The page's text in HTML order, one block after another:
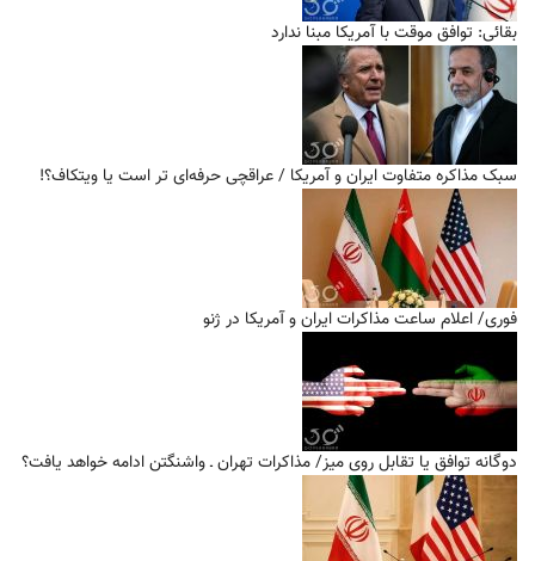
بقائی: توافق موقت با آمریکا مبنا ندارد
سبک مذاکره متفاوت ایران و آمریکا / عراقچی حرفه‌ای تر است یا ویتکاف؟!
فوری/ اعلام ساعت مذاکرات ایران و آمریکا در ژنو
دوگانه توافق یا تقابل روی میز/ مذاکرات تهران ـ واشنگتن ادامه خواهد یافت؟